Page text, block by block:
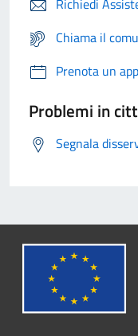
Richiedi
Chiama il
Prenota un
Problemi in
Segnala